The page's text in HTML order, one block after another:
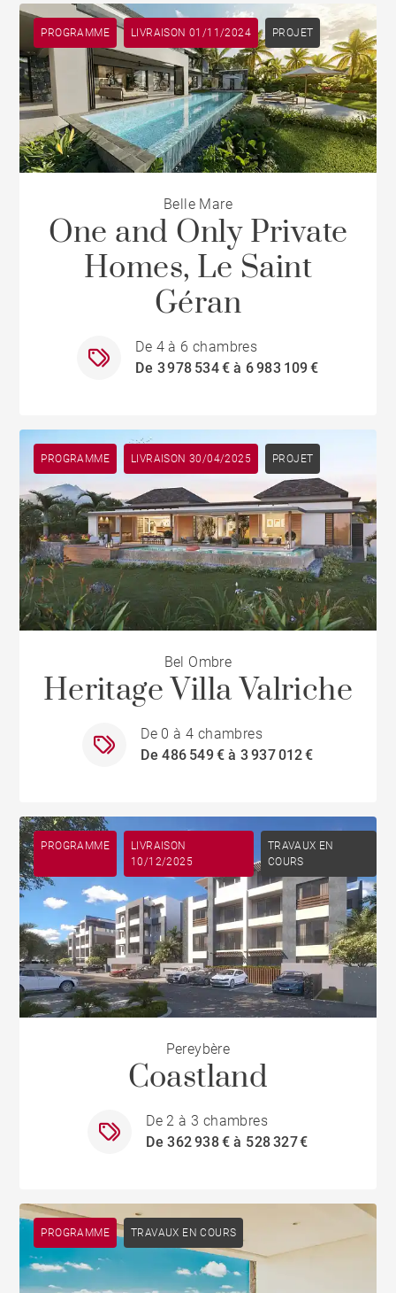
PROGRAMME LIVRAISON 01/11/2024 PROJET
Belle Mare
One and Only Private
Homes, Le Saint
Géran
De 4 à 6 chambres
De 3 978 534 € à 6 983 109 €
PROGRAMME LIVRAISON 30/04/2025 PROJET
Bel Ombre
Heritage Villa Valriche
De 0 à 4 chambres
De 486 549 € à 3 937 012 €
PROGRAMME
LIVRAISON
10/12/2025
TRAVAUX EN
COURS
Pereybère
Coastland
De 2 à 3 chambres
De 362 938 € à 528 327 €
PROGRAMME TRAVAUX EN COURS